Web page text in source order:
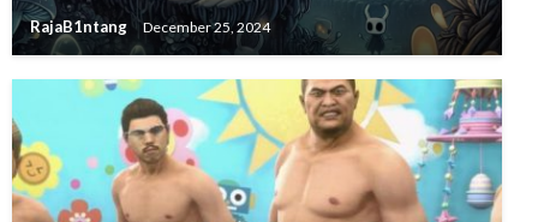
RajaB1ntang December 25, 2024